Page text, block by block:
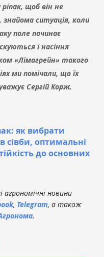
щоб він не
ситуація, коли
поле починає
і насіння
«Лімагрейн» такого
ми помічали, що їх
Сергій Корж.
як вибрати
сівби, оптимальні
до основних
новини
, Telegram, а також
.